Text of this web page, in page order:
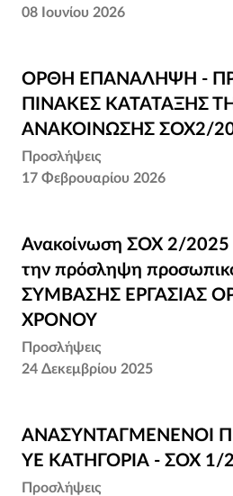
08 Ιουνίου 2026
ΟΡΘΗ ΕΠΑΝΑΛΗΨΗ -
ΠΙΝΑΚΕΣ ΚΑΤΑΤΑΞΗΣ
ΣOX2/2025
ΟΡΘΗ ΕΠΑΝΑΛΗΨΗ -
ΠΙΝΑΚΕΣ ΚΑΤΑΤΑΞΗΣ
ΑΝΑΚΟΙΝΩΣΗΣ ΣOX2/
Προσλήψεις
17 Φεβρουαρίου 2026
Ανακοίνωση ΣΟΧ 2/2025
πρόσληψη προσωπικού
ΣΥΜΒΑΣΗΣ ΕΡΓΑΣΙΑΣ
ΧΡΟΝΟΥ
Ανακοίνωση ΣΟΧ 2/
την πρόσληψη
ΣΥΜΒΑΣΗΣ ΕΡΓΑΣΙΑΣ
ΧΡΟΝΟΥ
Προσλήψεις
24 Δεκεμβρίου 2025
ΑΝΑΣΥΝΤΑΓΜΕΝΕΝΟΙ
ΚΑΤΗΓΟΡΙΑ - ΣΟΧ 1/
ΑΝΑΣΥΝΤΑΓΜΕΝΕΝΟΙ
ΥΕ ΚΑΤΗΓΟΡΙΑ - ΣΟΧ 1/
Προσλήψεις